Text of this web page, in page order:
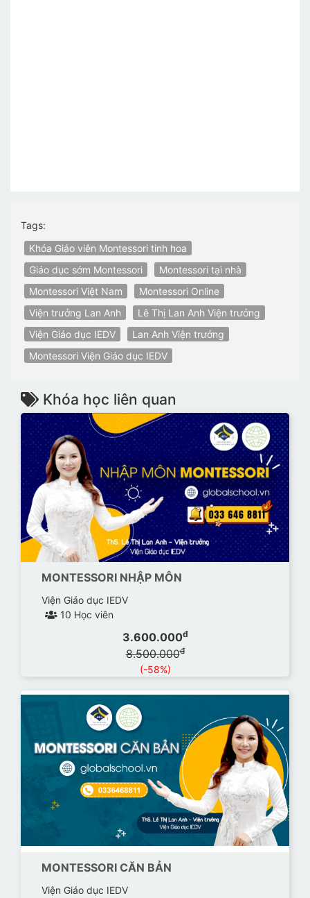
Tags:
Khóa Giáo viên Montessori tinh hoa
Giáo dục sớm Montessori
Montessori tại nhà
Montessori Việt Nam
Montessori Online
Viện trưởng Lan Anh
Lê Thị Lan Anh Viện trưởng
Viện Giáo dục IEDV
Lan Anh Viện trưởng
Montessori Viện Giáo dục IEDV
Khóa học liên quan
MONTESSORI NHẬP MÔN
Viện Giáo dục IEDV
10 Học viên
3.600.000đ
8.500.000đ
(-58%)
MONTESSORI CĂN BẢN
Viện Giáo dục IEDV